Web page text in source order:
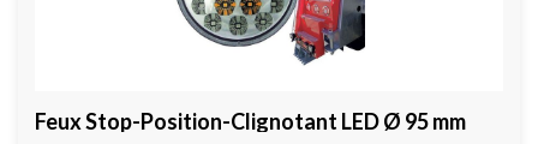
Feux Stop-Position-Clignotant LED Ø 95 mm